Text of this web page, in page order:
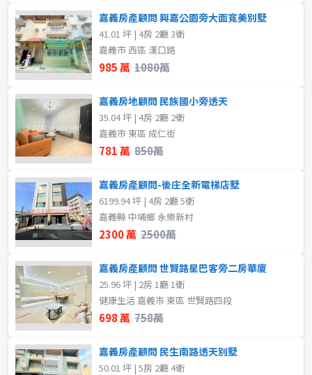
5~10樓 11~20樓
~
格局
不拘
2房
4房 5房以上
不拘
嘉義房產顧問 興嘉公園旁大面寬美別墅
41.01 坪 | 4房 2廳 3衛
嘉義市 西區 漢口路
985 萬 1080萬
嘉義房地顧問 民族國小旁透天
35.04 坪 | 4房 2廳 2衛
嘉義市 東區 成仁街
781 萬 850萬
嘉義房產顧問-後庄全新電梯店墅
6199.94 坪 | 4房 2廳 5衛
嘉義縣 中埔鄉 永樂新村
2300 萬 2500萬
嘉義房產顧問 世賢路星巴客旁二房華廈
25.96 坪 | 2房 1廳 1衛
健康生活 嘉義市 東區 世賢路四段
698 萬 758萬
嘉義房產顧問 民生南路透天別墅
50.01 坪 | 5房 2廳 4衛